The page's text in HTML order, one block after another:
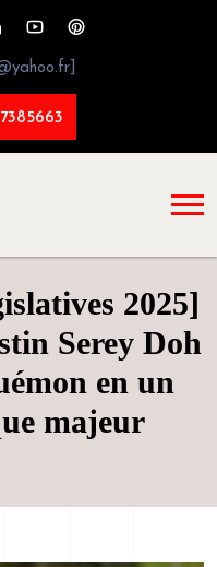
2025]
Serey Doh
en un
majeur